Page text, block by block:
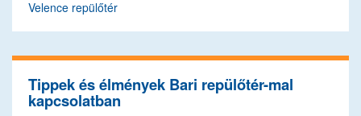
Velence repülőtér
Tippek és élmények Bari repülőtér-mal
kapcsolatban